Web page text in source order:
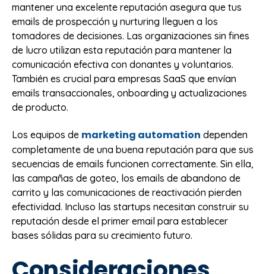
mantener una excelente reputación asegura que tus
emails de prospección y nurturing lleguen a los
tomadores de decisiones. Las organizaciones sin fines
de lucro utilizan esta reputación para mantener la
comunicación efectiva con donantes y voluntarios.
También es crucial para empresas SaaS que envían
emails transaccionales, onboarding y actualizaciones
de producto.
Los equipos de marketing automation dependen
completamente de una buena reputación para que sus
secuencias de emails funcionen correctamente. Sin ella,
las campañas de goteo, los emails de abandono de
carrito y las comunicaciones de reactivación pierden
efectividad. Incluso las startups necesitan construir su
reputación desde el primer email para establecer
bases sólidas para su crecimiento futuro.